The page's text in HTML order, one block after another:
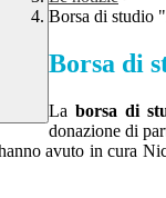
Borsa di studio
Borsa di
La borsa di
donazione di
avuto in cura